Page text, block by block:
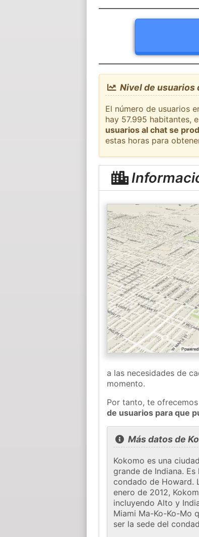
Nivel de usuarios
El número de usuarios
hay 57.995 habitantes,
usuarios al chat se
estas horas para
a las necesidades de
momento.
Por tanto, te
de usuarios para que
Más datos de
Kokomo es una
grande de Indiana.
condado de Howard.
enero de 2012,
incluyendo Alto y
Miami Ma-Ko-Ko-Mo
ser la sede del